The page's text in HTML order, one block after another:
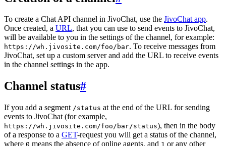
To create a Chat API channel in JivoChat, use the JivoChat app.
Once created, a URL, that you can use to send events to JivoChat,
will be available to you in the settings of the channel, for example:
https://wh.jivosite.com/foo/bar. To receive messages from
JivoChat, set up a custom server and add the URL to receive events
in the channel settings in the app.
Channel status#
If you add a segment /status at the end of the URL for sending
events to JivoChat (for example,
https://wh.jivosite.com/foo/bar/status), then in the body
of a response to a GET-request you will get a status of the channel,
where 0 means the absence of online agents, and 1 or any other